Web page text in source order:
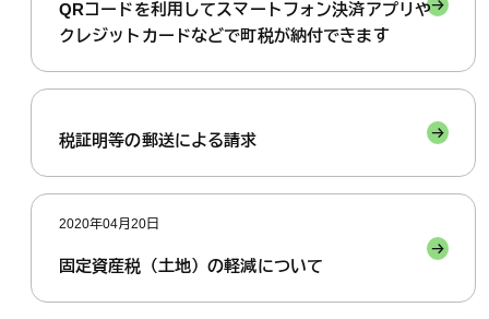
QRコードを利用してスマートフォン決済アプリや
クレジットカードなどで町税が納付できます
税証明等の郵送による請求
2020年04月20日
固定資産税（土地）の軽減について